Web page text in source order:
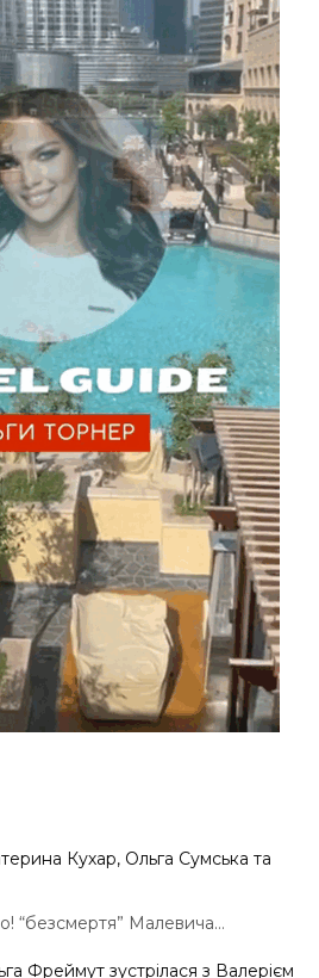
Кухар, Ольга Сумська та
“безсмертя” Малевича…
Фреймут зустрілася з Валерієм